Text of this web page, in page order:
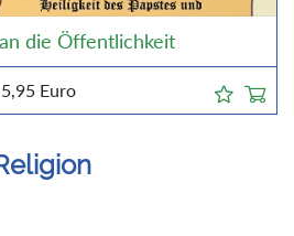
die Öffentlichkeit
5,95 Euro